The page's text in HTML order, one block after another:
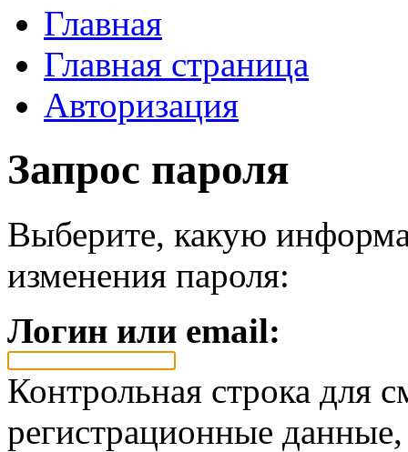
Главная
Главная страница
Авторизация
Запрос пароля
Выберите, какую
изменения пароля:
Логин или email:
Контрольная строка для
регистрационные